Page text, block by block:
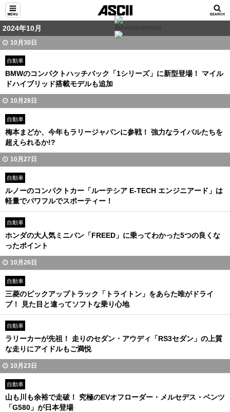
2024年10月
10月30日
自動車
BMWのコンパクトハッチバック「1シリーズ」に新型登場！ マイル
ドハイブリッド搭載モデルも追加
10月28日
自動車
梅本まどか、今年もラリージャパンに参戦！ 強力なライバルたちを
超えられるか!?
10月27日
自動車
ルノーのコンパクトカー「ルーテシア E-TECH エンジニアード」は
軽量でパワフルでスポーティー！
自動車
ホンダの大人気ミニバン「FREED」に乗ってわかった5つの良くな
ったポイント
10月26日
自動車
三菱のピックアップトラック「トライトン」をあらた唯がドライ
ブ！ 見た目と違ってソフトな乗り心地
自動車
ラリーカーが先祖！ 走りのセダン・アウディ「RS3セダン」の上質
な走りにアイドルもご満悦
10月23日
自動車
山も川も余裕で走破！ 究極のEVオフローダー・メルセデス・ベンツ
「G580」が日本登場